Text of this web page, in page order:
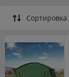
Сортировка